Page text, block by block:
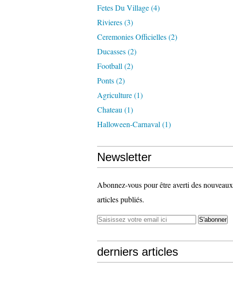
Fetes Du Village(4)
Rivieres(3)
Ceremonies Officielles(2)
Ducasses(2)
Football (2)
Ponts(2)
Agriculture(1)
Chateau (1)
Halloween-Carnaval (1)
Newsletter
Abonnez-vous pour être averti des nouveaux
articles publiés.
derniers articles